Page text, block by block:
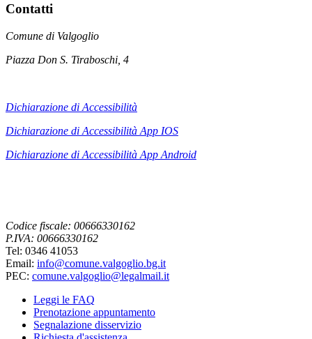
Contatti
Comune di Valgoglio
Piazza Don S. Tiraboschi, 4
Dichiarazione di Accessibilità
Dichiarazione di Accessibilità App IOS
Dichiarazione di Accessibilità App Android
Codice fiscale: 00666330162
P.IVA: 00666330162
Tel: 0346 41053
Email: info@comune.valgoglio.bg.it
PEC: comune.valgoglio@legalmail.it
Leggi le FAQ
Prenotazione appuntamento
Segnalazione disservizio